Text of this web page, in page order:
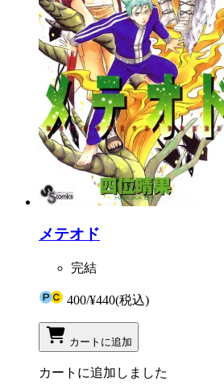
メテオド
完結
400/¥440(税込)
カートに追加
カートに追加しました